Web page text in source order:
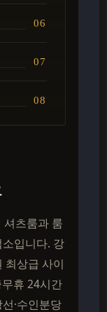
셔츠룸과 룸
입니다. 강
최상급 사이
휴 24시간
·수인분당